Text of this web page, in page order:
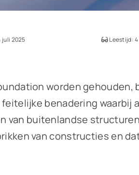
juli 2025 Leestijd:
worden
benadering
van buitenlandse
van constructies en